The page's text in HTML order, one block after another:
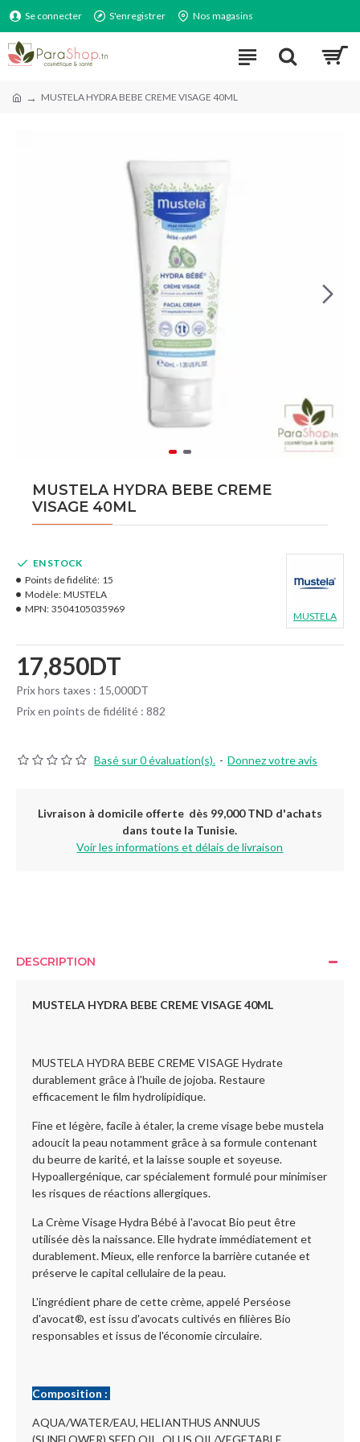
Se connecter S'enregistrer Nos magasins
MUSTELA HYDRA BEBE CREME VISAGE 40ML
MUSTELA HYDRA BEBE CREME
VISAGE 40ML
Basé sur 0 évaluation(s). - Donnez votre avis
17,850DT
Prix hors taxes : 15,000DT
Prix en points de fidélité : 882
EN STOCK
Points de fidélité: 15
Modèle: MUSTELA
MPN: 3504105035969
MUSTELA
Livraison à domicile offerte dès 99,000 TND d'achats
dans toute la Tunisie.
Voir les informations et délais de livraison
DESCRIPTION
MUSTELA HYDRA BEBE CREME VISAGE 40ML
MUSTELA HYDRA BEBE CREME VISAGE Hydrate
durablement grâce à l'huile de jojoba. Restaure
efficacement le film hydrolipidique.
Fine et légère, facile à étaler, la creme visage bebe mustela
adoucit la peau notamment grâce à sa formule contenant
du beurre de karité, et la laisse souple et soyeuse.
Hypoallergénique, car spécialement formulé pour minimiser
les risques de réactions allergiques.
La Crème Visage Hydra Bébé à l'avocat Bio peut être
utilisée dès la naissance. Elle hydrate immédiatement et
durablement. Mieux, elle renforce la barrière cutanée et
préserve le capital cellulaire de la peau.
L'ingrédient phare de cette crème, appelé Perséose
d'avocat®, est issu d'avocats cultivés en filières Bio
responsables et issus de l'économie circulaire.
Composition :
AQUA/WATER/EAU, HELIANTHUS ANNUUS
(SUNFLOWER) SEED OIL, OLUS OIL/VEGETABLE